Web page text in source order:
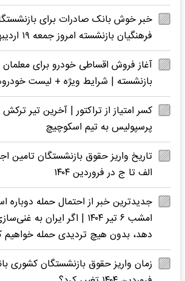
خبر خوش بانک صادرات برای
فرهنگیان بازنشسته امروز جمعه ۱۹ اردیبهشت ۱۴۰۴
آغاز فروش اقساطی خودرو برای معلمان
بازنشسته | شرایط ویژه + لیست
کسر امتیاز از تراکتور | آخرین تیر
پرسپولیس به تیم اسکوچیچ
تاریخ واریز حقوق بازنشستگان تامین
الف تا ج در فروردین ۱۴۰۴
جدیدترین خبر از احتمال حمله دوباره
امشب ۶ تیر ۱۴۰۴ | اگر ایران به
دهد، بدون هیچ تردیدی حمله خواهیم
زمان واریز حقوق بازنشستگان کشوری